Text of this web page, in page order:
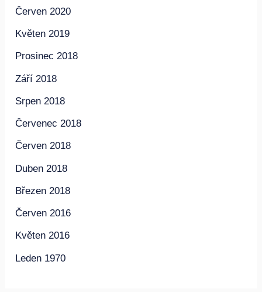
Červen 2020
Květen 2019
Prosinec 2018
Září 2018
Srpen 2018
Červenec 2018
Červen 2018
Duben 2018
Březen 2018
Červen 2016
Květen 2016
Leden 1970